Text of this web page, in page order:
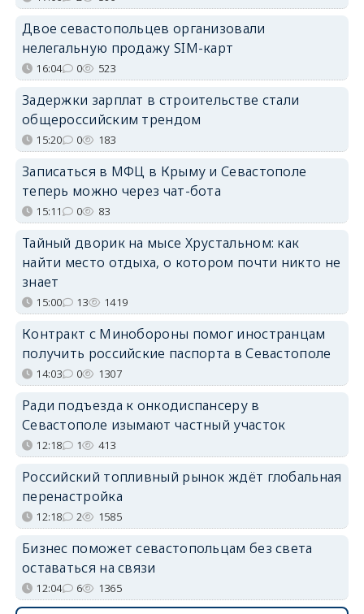
Двое севастопольцев организовали
нелегальную продажу SIM-карт
16:04 0 523
Задержки зарплат в строительстве стали
общероссийским трендом
15:20 0 183
Записаться в МФЦ в Крыму и Севастополе
теперь можно через чат-бота
15:11 0 83
Тайный дворик на мысе Хрустальном: как
найти место отдыха, о котором почти никто не
знает
15:00 13 1419
Контракт с Минобороны помог иностранцам
получить российские паспорта в Севастополе
14:03 0 1307
Ради подъезда к онкодиспансеру в
Севастополе изымают частный участок
12:18 1 413
Российский топливный рынок ждёт глобальная
перенастройка
12:18 2 1585
Бизнес поможет севастопольцам без света
оставаться на связи
12:04 6 1365